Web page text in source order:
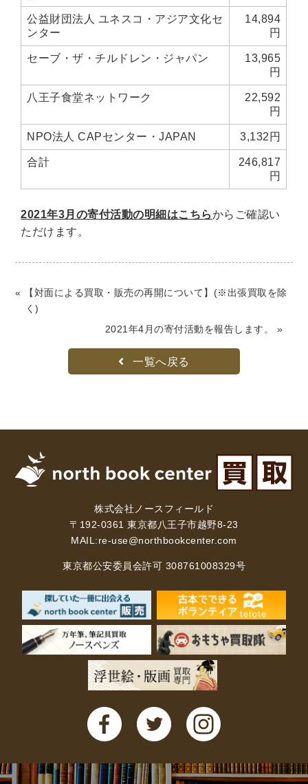
アート・建築・デザイン・音楽
書道
インテリアデザイン・建築デザイン
写真 ・絵画 ・美術
建築家・建設・建築構造
日本の伝統文化
東洋の建築
楽譜・スコア・音楽書
理工書関係
科学書・工学書・コンピュータ書籍
宇宙学・天文学
IT・テクノロジー・コンピュータ
エネルギー
地球科学・エコロジー
医学書・東洋医学書
歯学書・歯科衛生士 看護学書
眼科学
整形外科学
暮らし・趣味・実用書他
暮らしと健康
美容・着物・ファッション
趣味・スポーツ
自転車・サイクリング 釣り
キャンプ
他スポーツ
登山・ハイキング・クライミング
資格検定・辞書辞典
公務員・教員採用試験
医療・看護資格
語学検定・通訳
語学辞典・辞典
公益財団法人 ユネスコ・アジア文化セ
ンター
14,894
円
セーブ・ザ・チルドレン・ジャパン
13,965
円
八王子食堂ネットワーク
22,592
円
NPO法人 CAPセンター・JAPAN 3,132円
合計
246,817
円
2021年3月の寄付活動の明細はこちらからご確認い
ただけます。
« 【対面による買取・販売の再開について】(※出張買取を除
く)
2021年4月の寄付活動を報告します。 »
一覧へ戻る
株式会社ノースフィールド
〒192-0361 東京都八王子市越野8-23
MAIL:re-use@northbookcenter.com
東京都公安委員会許可 308761008329号